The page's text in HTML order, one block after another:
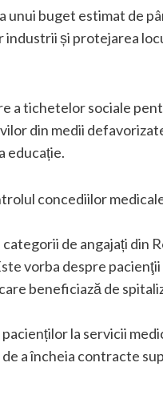
unui buget estimat de
și protejarea
a tichetelor sociale
din medii
educație.
concediilor
de angajați din
vorba despre
beneficiază de
la servicii
a încheia contracte